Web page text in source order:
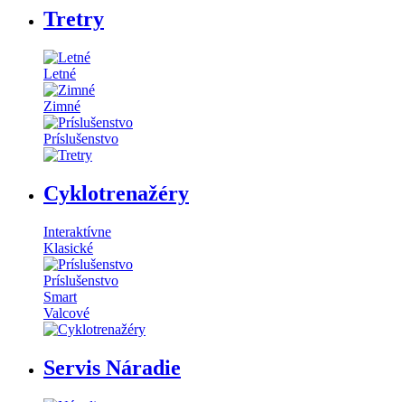
Tretry
Letné
Zimné
Príslušenstvo
Cyklotrenažéry
Interaktívne
Klasické
Príslušenstvo
Smart
Valcové
Servis Náradie